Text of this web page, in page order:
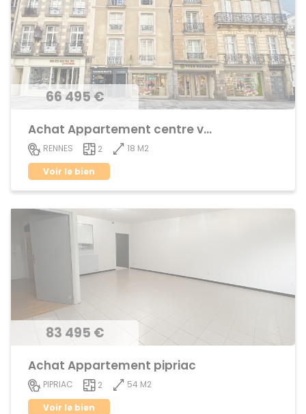
66 495 €
Achat Appartement centre ville
RENNES 2
18 M2
Voir le bien
83 495 €
Achat Appartement pipriac
PIPRIAC 2
54 M2
Voir le bien